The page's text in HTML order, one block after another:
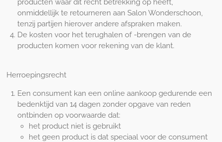
producten waar dit recht betrekking op heeft,
onmiddellijk te retourneren aan Salon Wonderschoon,
tenzij partijen hierover andere afspraken maken.
De kosten voor het terughalen of -brengen van de
producten komen voor rekening van de klant.
Herroepingsrecht
Een consument kan een online aankoop gedurende een
bedenktijd van 14 dagen zonder opgave van reden
ontbinden op voorwaarde dat:
het product niet is gebruikt
het geen product is dat speciaal voor de consument